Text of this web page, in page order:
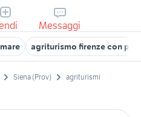
Messaggi
agriturismo firenze con
Siena (Prov) agriturismi